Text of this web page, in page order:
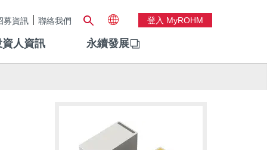
募資訊 聯絡我們 登入 MyROHM
人資訊 永續發展